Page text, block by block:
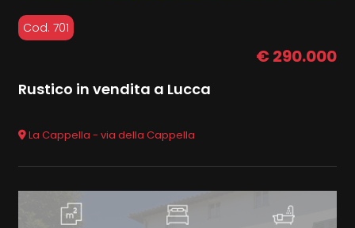
Cod. 701
€ 290.000
Rustico in vendita a Lucca
La Cappella - via della Cappella